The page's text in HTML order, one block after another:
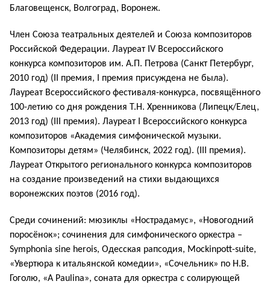
Благовещенск, Волгоград, Воронеж.
Член Союза театральных деятелей и Союза композиторов
Российской Федерации. Лауреат IV Всероссийского
конкурса композиторов им. А.П. Петрова (Санкт Петербург,
2010 год) (II премия, I премия присуждена не была).
Лауреат Всероссийского фестиваля-конкурса, посвящённого
100-летию со дня рождения Т.Н. Хренникова (Липецк/Елец,
2013 год) (III премия). Лауреат I Всероссийского конкурса
композиторов «Академия симфонической музыки.
Композиторы детям» (Челябинск, 2022 год). (III премия).
Лауреат Открытого регионального конкурса композиторов
на создание произведений на стихи выдающихся
воронежских поэтов (2016 год).
Среди сочинений: мюзиклы «Нострадамус», «Новогодний
поросёнок»; сочинения для симфонического оркестра –
Symphonia sine herois, Одесская рапсодия, Mockinpott-suite,
«Увертюра к итальянской комедии», «Сочельник» по Н.В.
Гоголю, «A Paulina», соната для оркестра с солирующей